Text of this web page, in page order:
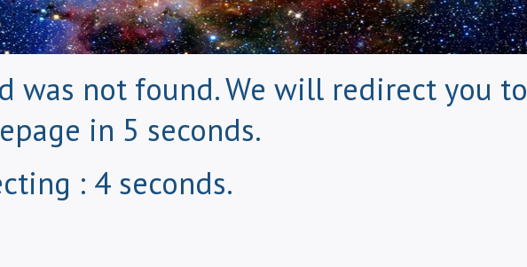
was not found. We will redirect you to
in 5 seconds.
: 3 seconds.